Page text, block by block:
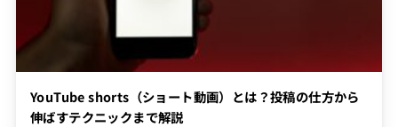
YouTube shorts（ショート動画）とは？投稿の仕方から
伸ばすテクニックまで解説